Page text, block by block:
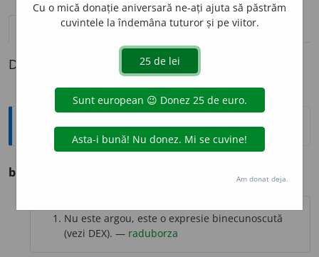
definiții (1)
Definiția cu ID-ul 515408:
Argou
burduf de carte
Nu este argou, este o expresie binecunoscută
(vezi DEX). — raduborza
Cu o mică donație aniversară ne-ați ajuta să păstrăm
cuvintele la îndemâna tuturor și pe viitor.
Am donat deja.